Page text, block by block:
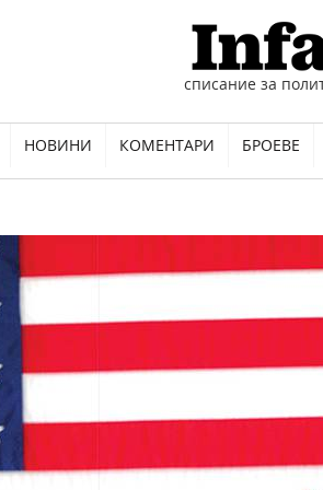
списание за
НОВИНИ КОМЕНТАРИ БРОЕВЕ